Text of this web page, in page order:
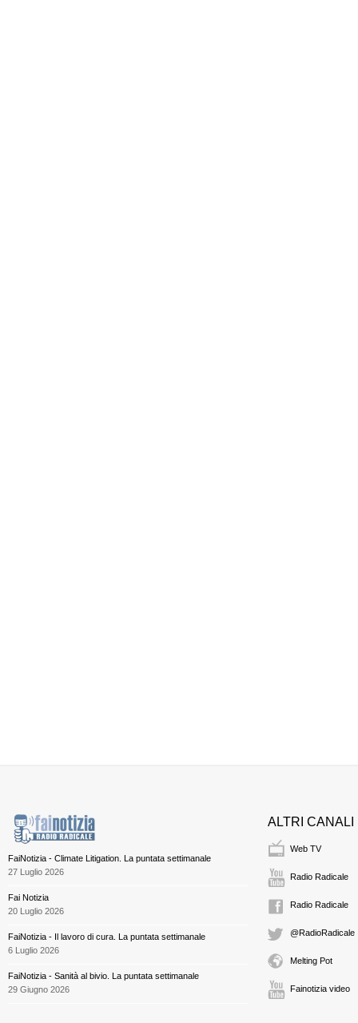
FaiNotizia - Climate Litigation. La puntata settimanale
27 Luglio 2026
Fai Notizia
20 Luglio 2026
FaiNotizia - Il lavoro di cura. La puntata settimanale
6 Luglio 2026
FaiNotizia - Sanità al bivio. La puntata settimanale
29 Giugno 2026
ALTRI CANALI
Web TV
Radio Radicale
Radio Radicale
@RadioRadicale
Melting Pot
Fainotizia video